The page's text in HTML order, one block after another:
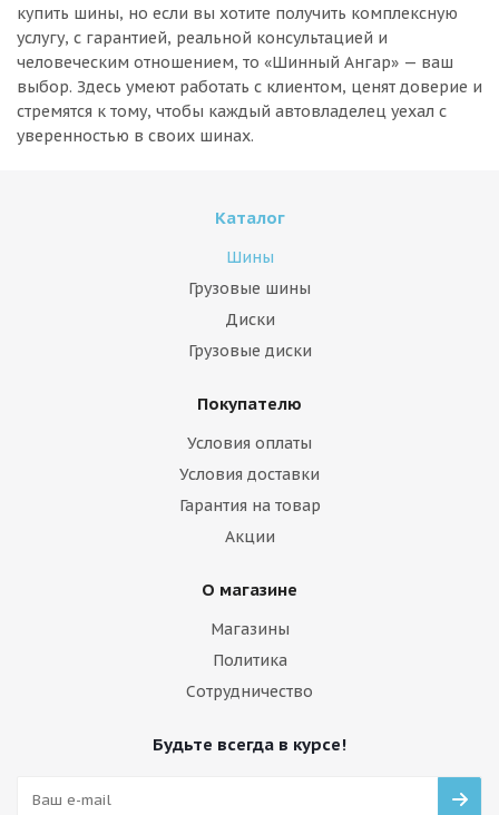
купить шины, но если вы хотите получить комплексную
услугу, с гарантией, реальной консультацией и
человеческим отношением, то «Шинный Ангар» — ваш
выбор. Здесь умеют работать с клиентом, ценят доверие и
стремятся к тому, чтобы каждый автовладелец уехал с
уверенностью в своих шинах.
Каталог
Шины
Грузовые шины
Диски
Грузовые диски
Покупателю
Условия оплаты
Условия доставки
Гарантия на товар
Акции
О магазине
Магазины
Политика
Сотрудничество
Будьте всегда в курсе!